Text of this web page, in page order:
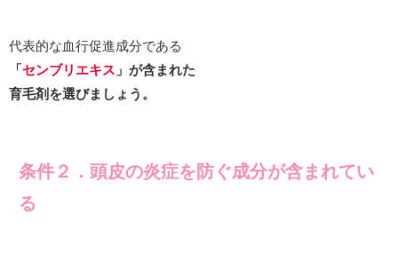
代表的な血行促進成分である
「センブリエキス 」が含まれた
育毛剤を選びましょう。
条件２． 頭皮の炎症を防ぐ成分が含まれてい
る